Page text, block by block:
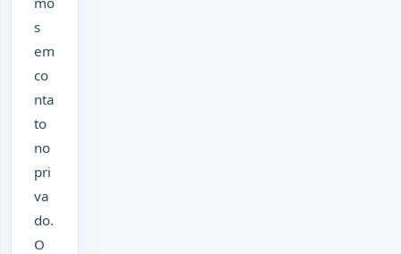
s
em
co
nta
to
no
pri
va
do.
O